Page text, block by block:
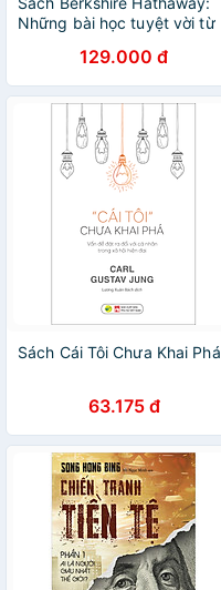
Những bài học tuyệt vời từ
Munger tại Đại hội cổ đông
thường niên của Tập đoàn
trong suốt 30 năm (Tái bản
129.000 đ
Sách Cái Tôi Chưa Khai Phá
63.175 đ